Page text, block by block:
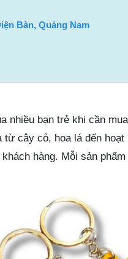
Bàn, Quảng Nam
nhiều bạn trẻ khi cần
cây cỏ, hoa lá đến hoạt
hàng. Mỗi sản